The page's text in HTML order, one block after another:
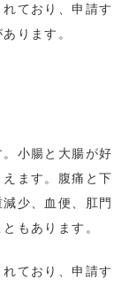
ており、申請す
ります。
小腸と大腸が好
ます。腹痛と下
少、血便、肛門
もあります。
ており、申請す